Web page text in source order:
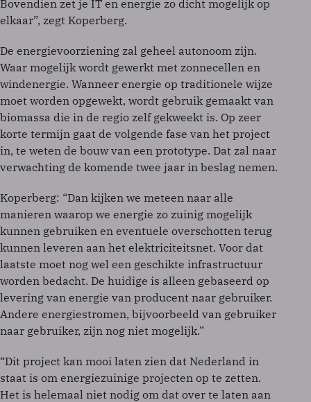
Bovendien zet je IT en energie zo dicht mogelijk op
elkaar”, zegt Koperberg.
De energievoorziening zal geheel autonoom zijn.
Waar mogelijk wordt gewerkt met zonnecellen en
windenergie. Wanneer energie op traditionele wijze
moet worden opgewekt, wordt gebruik gemaakt van
biomassa die in de regio zelf gekweekt is. Op zeer
korte termijn gaat de volgende fase van het project
in, te weten de bouw van een prototype. Dat zal naar
verwachting de komende twee jaar in beslag nemen.
Koperberg: “Dan kijken we meteen naar alle
manieren waarop we energie zo zuinig mogelijk
kunnen gebruiken en eventuele overschotten terug
kunnen leveren aan het elektriciteitsnet. Voor dat
laatste moet nog wel een geschikte infrastructuur
worden bedacht. De huidige is alleen gebaseerd op
levering van energie van producent naar gebruiker.
Andere energiestromen, bijvoorbeeld van gebruiker
naar gebruiker, zijn nog niet mogelijk.”
“Dit project kan mooi laten zien dat Nederland in
staat is om energiezuinige projecten op te zetten.
Het is helemaal niet nodig om dat over te laten aan